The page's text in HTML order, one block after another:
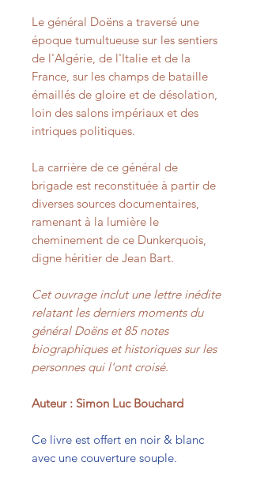
Le général Doëns a traversé une
époque tumultueuse sur les sentiers
de l'Algérie, de l'Italie et de la
France, sur les champs de bataille
émaillés de gloire et de désolation,
loin des salons impériaux et des
intriques politiques.
La carrière de ce général de
brigade est reconstituée à partir de
diverses sources documentaires,
ramenant à la lumière le
cheminement de ce Dunkerquois,
digne héritier de Jean Bart.
Cet ouvrage inclut une lettre inédite
relatant les derniers moments du
général Doëns et 85 notes
biographiques et historiques sur les
personnes qui l'ont croisé.
Auteur : Simon Luc Bouchard
Ce livre est offert en noir & blanc
avec une couverture souple.